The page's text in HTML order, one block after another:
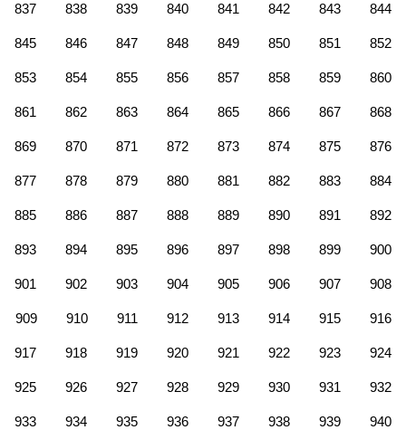
837 838 839 840 841 842 843 844
845 846 847 848 849 850 851 852
853 854 855 856 857 858 859 860
861 862 863 864 865 866 867 868
869 870 871 872 873 874 875 876
877 878 879 880 881 882 883 884
885 886 887 888 889 890 891 892
893 894 895 896 897 898 899 900
901 902 903 904 905 906 907 908
909 910 911 912 913 914 915 916
917 918 919 920 921 922 923 924
925 926 927 928 929 930 931 932
933 934 935 936 937 938 939 940